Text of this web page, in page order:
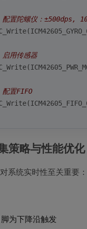
置陀螺仪：±500dps,
用传感器
置FIFO
策略与性能优化
系统实时性至关重要：
为下降沿触发